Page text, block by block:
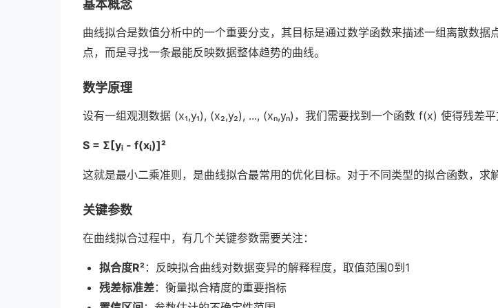
基本概念
曲线拟合是数值分析中的一个重要分支，其目标是通过数学函数来描述一组离散数
点，而是寻找一条最能反映数据整体趋势的曲线。
数学原理
设有一组观测数据 (x₁,y₁), (x₂,y₂), ..., (xₙ,yₙ)，我们需要找到一个函数 f(x) 使得残差平
S = Σ[yᵢ - f(xᵢ)]²
这就是最小二乘准则，是曲线拟合最常用的优化目标。对于不同类型的拟合函数，求
关键参数
在曲线拟合过程中，有几个关键参数需要关注：
拟合度R²：反映拟合曲线对数据变异的解释程度，取值范围0到1
残差标准差：衡量拟合精度的重要指标